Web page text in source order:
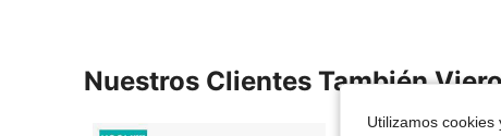
Nuestros Clientes También
Utilizamos